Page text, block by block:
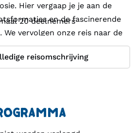
Hier vergaap je je aan de
en de fascinerende
We vervolgen onze reis naar de
warmwaterbronnen van
door Marmaris aan de kust,
we neer in Kuşadası, een
20 deelnemers
reisomschrijving